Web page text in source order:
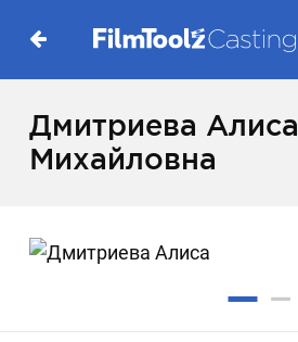
Дмитриева Алиса
Михайловна